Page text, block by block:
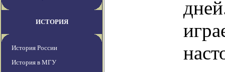
ИСТОРИЯ
История России
История в МГУ